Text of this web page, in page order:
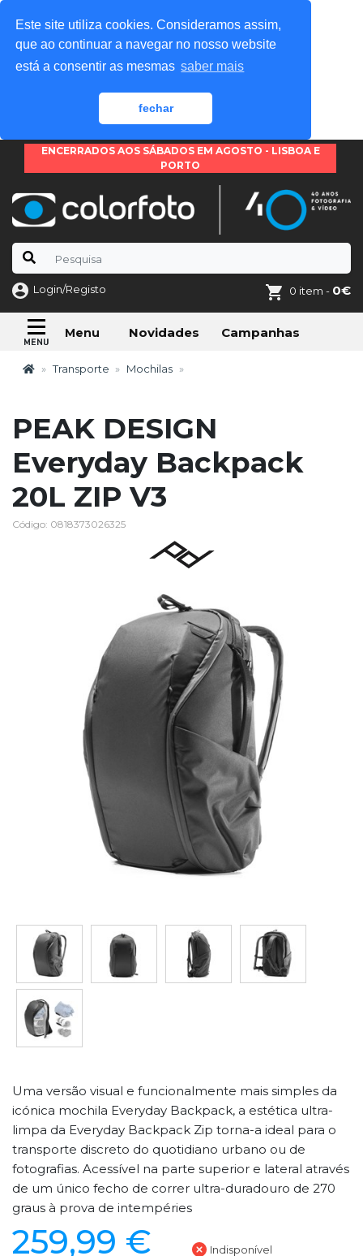
Este site utiliza cookies. Consideramos assim,
que ao continuar a navegar no nosso website
está a consentir as mesmas saber mais
fechar
ENCERRADOS AOS SÁBADOS EM AGOSTO - LISBOA E
PORTO
Login/Registo 0 item - 0€
Menu Novidades Campanhas
Transporte Mochilas
PEAK DESIGN
Everyday Backpack
20L ZIP V3
Código: 0818373026325
Uma versão visual e funcionalmente mais simples da
icónica mochila Everyday Backpack, a estética ultra-
limpa da Everyday Backpack Zip torna-a ideal para o
transporte discreto do quotidiano urbano ou de
fotografias. Acessível na parte superior e lateral através
de um único fecho de correr ultra-duradouro de 270
graus à prova de intempéries
259,99 € Indisponível